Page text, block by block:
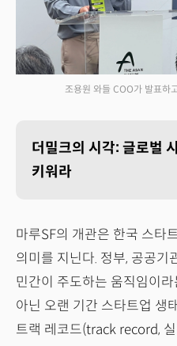
조용원 와들 COO가 발표하
더밀크의 시각: 글로벌
키워라
마루SF의 개관은 한국 스타
의미를 지닌다. 정부, 공공기
민간이 주도하는 움직임이
아닌 오랜 기간 스타트업 생
트랙 레코드(track record,